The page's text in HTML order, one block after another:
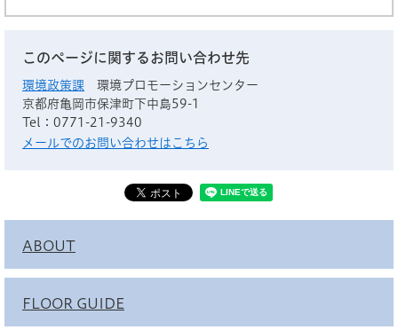
このページに関するお問い合わせ先
環境政策課
環境プロモーションセンター
京都府亀岡市保津町下中島59-1
Tel：0771-21-9340
メールでのお問い合わせはこちら
ABOUT
FLOOR GUIDE